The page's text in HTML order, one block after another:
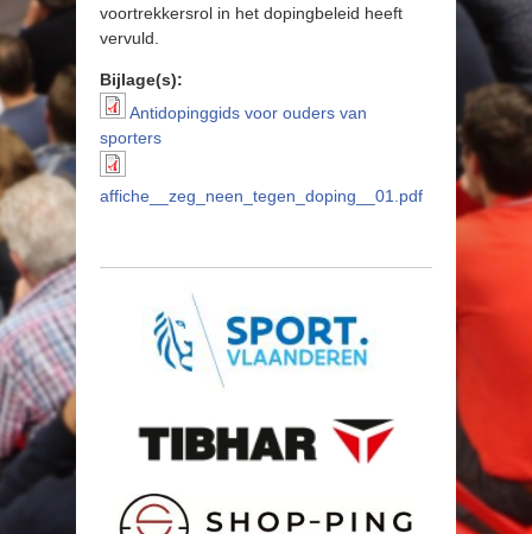
voortrekkersrol in het dopingbeleid heeft
vervuld.
Bijlage(s):
Antidopinggids voor ouders
van sporters
Antidopinggids voor ouders van
sporters
affiche__zeg_neen_tegen_doping__01.pdf